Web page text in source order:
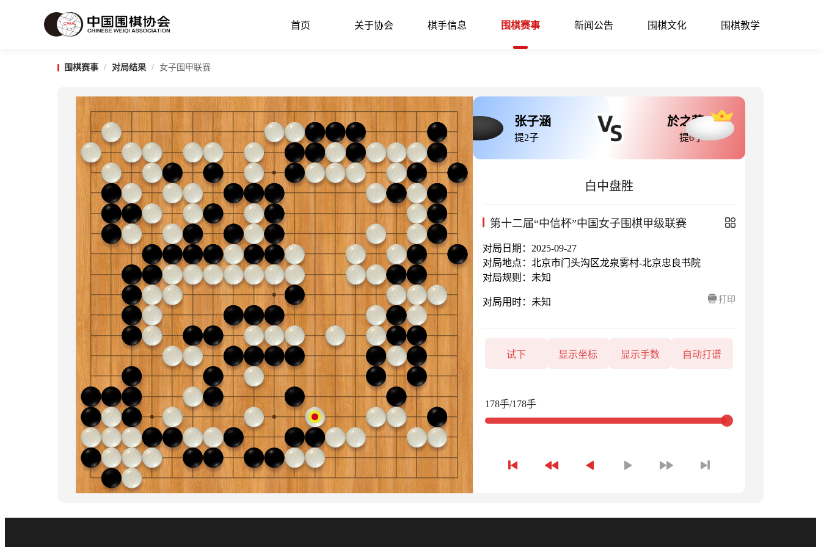
首页 关于协会 棋手信息 围棋赛事 新闻公告 围棋文化 围棋教学
围棋赛事 / 对局结果 / 女子围甲联赛
张子涵
提2子
於之莹
提6子
白中盘胜
第十二届“中信杯”中国女子围棋甲级联赛
对局日期：2025-09-27
对局地点：北京市门头沟区龙泉雾村-北京忠良书院
对局规则：未知
对局用时：未知 打印
试下 显示坐标 显示手数 自动打谱
178手/178手